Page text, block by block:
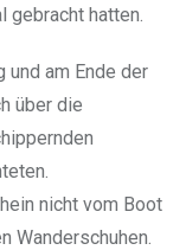
gebracht hatten.
und am Ende der
über die
nicht vom Boot
Wanderschuhen.